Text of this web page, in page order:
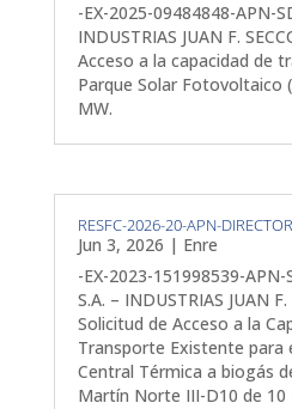
-EX-2025-09484848-APN-
INDUSTRIAS JUAN F.
Acceso a la capacidad de
Parque Solar Fotovoltaico
MW.
RESFC-2026-20-APN-
Jun 3, 2026 | Enre
-EX-2023-151998539-APN-
S.A. – INDUSTRIAS JUAN F.
Solicitud de Acceso a la
Transporte Existente para
Central Térmica a biogás
Martín Norte III-D10 de 10